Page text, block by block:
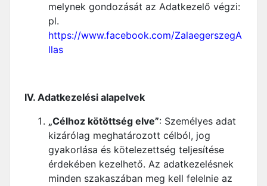
melynek gondozását az Adatkezelő végzi:
pl.
https://www.facebook.com/ZalaegerszegA
llas
IV. Adatkezelési alapelvek
„Célhoz kötöttség elve”: Személyes adat
kizárólag meghatározott célból, jog
gyakorlása és kötelezettség teljesítése
érdekében kezelhető. Az adatkezelésnek
minden szakaszában meg kell felelnie az